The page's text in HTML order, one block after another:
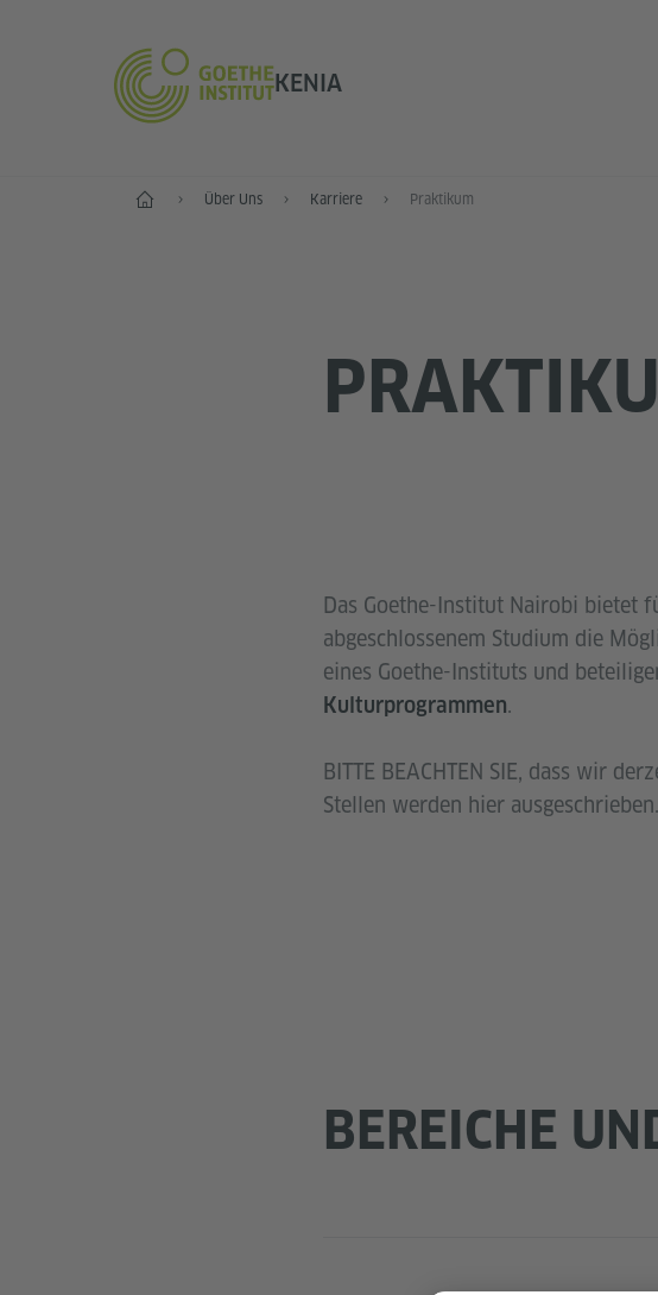
KENIA
Start Über Uns Karriere Praktikum
Das Goethe-Institut Nairobi bietet
abgeschlossenem Studium die
eines Goethe-Instituts und
Kulturprogrammen.
BITTE BEACHTEN SIE, dass wir
Stellen werden hier ausgeschrieben.
BEREICHE